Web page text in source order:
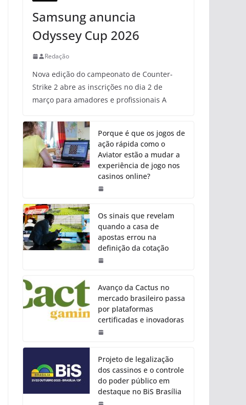
Samsung anuncia
Odyssey Cup 2026
Redação
Nova edição do campeonato de Counter-
Strike 2 abre as inscrições no dia 2 de
março para amadores e profissionais A
Porque é que os jogos de
ação rápida como o
Aviator estão a mudar a
experiência de jogo nos
casinos online?
Os sinais que revelam
quando a casa de
apostas errou na
definição da cotação
Avanço da Cactus no
mercado brasileiro passa
por plataformas
certificadas e inovadoras
Projeto de legalização
dos cassinos e o controle
do poder público em
destaque no BiS Brasília